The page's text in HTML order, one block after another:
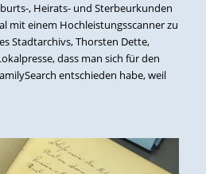
, Heirats- und Sterbeurkunden
mit einem Hochleistungsscanner zu
Stadtarchivs, Thorsten Dette,
dass man sich für den
entschieden habe, weil